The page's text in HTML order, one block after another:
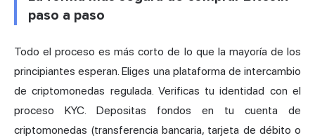
paso a paso
Todo el proceso es más corto de lo que la mayoría de los
principiantes esperan. Eliges una plataforma de intercambio
de criptomonedas regulada. Verificas tu identidad con el
proceso KYC. Depositas fondos en tu cuenta de
criptomonedas (transferencia bancaria, tarjeta de débito o